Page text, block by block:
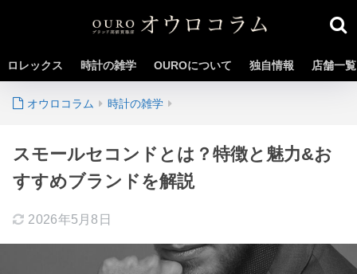
ロレックス 時計の雑学 OUROについて 独自情報 店舗一覧
時計の雑学
スモールセコンドとは？特徴と魅力&お
すすめブランドを解説
2026年5月8日